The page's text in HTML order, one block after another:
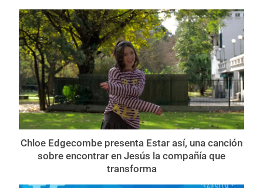
Chloe Edgecombe presenta Estar así, una canción
sobre encontrar en Jesús la compañía que
transforma